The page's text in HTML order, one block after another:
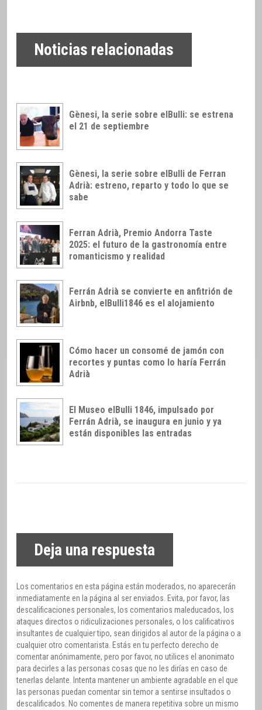
Noticias relacionadas
Gènesi, la serie sobre elBulli: se estrena
el 21 de septiembre
Gènesi, la serie sobre elBulli de Ferran
Adrià: estreno, reparto y todo lo que se
sabe
Ferran Adrià, Premio Andorra Taste
2025: el futuro de la gastronomía entre
romanticismo y realidad
Ferrán Adrià se convierte en anfitrión de
Airbnb, elBulli1846 es el alojamiento
Cómo hacer un consomé de jamón con
recortes y puntas como lo haría Ferrán
Adrià
El Museo elBulli 1846, impulsado por
Ferrán Adrià, se inaugura en junio y ya
están disponibles las entradas
Deja una respuesta
Los comentarios en esta página están moderados, no aparecerán
inmediatamente en la página al ser enviados. Evita, por favor, las
descalificaciones personales, los comentarios maleducados, los
ataques directos o ridiculizaciones personales, o los calificativos
insultantes de cualquier tipo, sean dirigidos al autor de la página o a
cualquier otro comentarista. Estás en tu perfecto derecho de
comentar anónimamente, pero por favor, no utilices el anonimato
para decirles a las personas cosas que no les dirías en caso de
tenerlas delante. Intenta mantener un ambiente agradable en el que
las personas puedan comentar sin temor a sentirse insultados o
descalificados. No comentes de manera repetitiva sobre un mismo